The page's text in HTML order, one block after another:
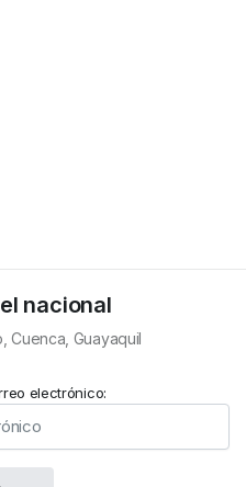
nacional
Cuenca, Guayaquil
electrónico: